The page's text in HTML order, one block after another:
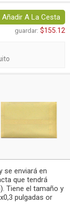
Añadir A La Cesta
guardar: $155.12
se enviará en
que tendrá
Tiene el tamaño y
pulgadas or